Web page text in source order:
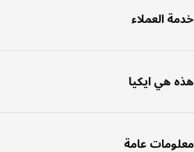
العملاء
هي ايكيا
عامة